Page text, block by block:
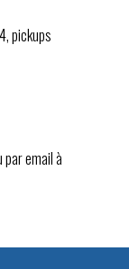
pickups
par email à